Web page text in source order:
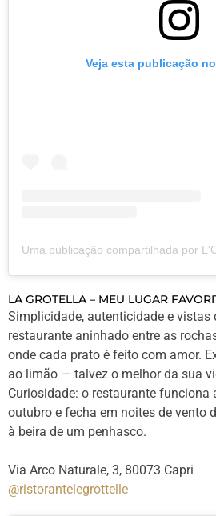
Veja esta publicação
LA GROTELLA – MEU LUGAR
Simplicidade, autenticidade e vistas
restaurante aninhado entre as
onde cada prato é feito com amor.
ao limão — talvez o melhor da sua
Curiosidade: o restaurante funciona
outubro e fecha em noites de vento
à beira de um penhasco.
Via Arco Naturale, 3, 80073 Capri
@ristorantelegrottelle